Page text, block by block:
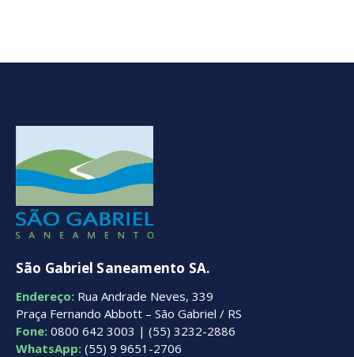
São Gabriel Saneamento SA.
Endereço: Rua Andrade Neves, 339
Praça Fernando Abbott – São Gabriel / RS
Fone: 0800 642 3003 | (55) 3232-2886
WhatsApp: (55) 9 9651-2706